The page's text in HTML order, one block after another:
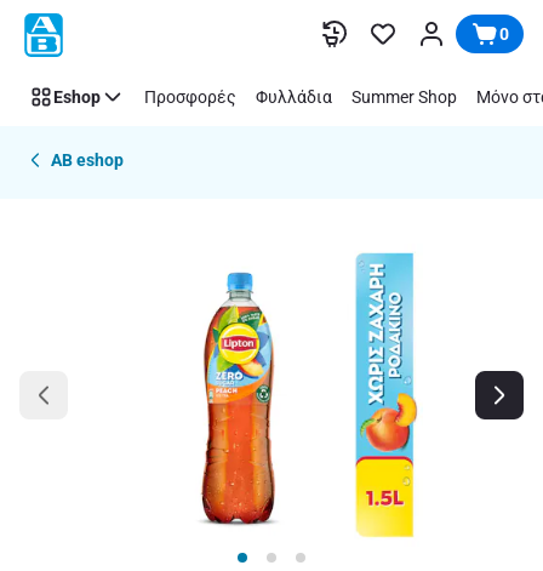
Παράλειψη 0
Eshop Προσφορές Φυλλάδια Summer Shop Μόνο
AB eshop